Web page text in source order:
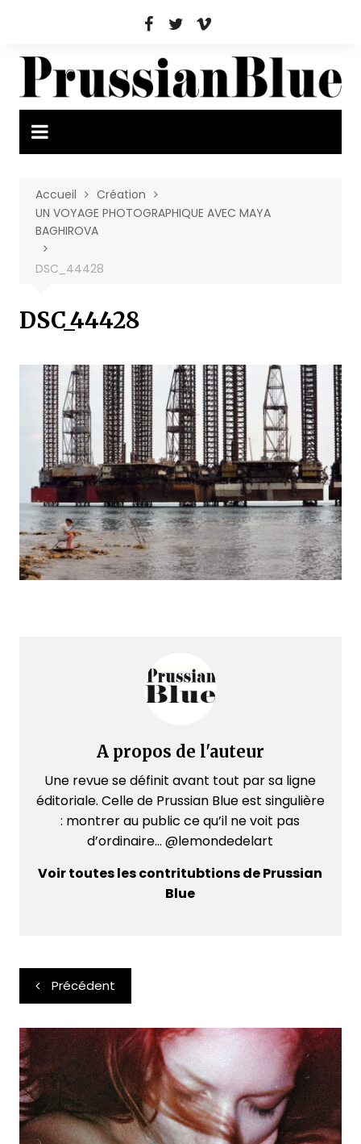
Accueil
Création
UN VOYAGE PHOTOGRAPHIQUE AVEC MAYA
BAGHIROVA
DSC_44428
DSC_44428
A propos de l'auteur
Une revue se définit avant tout par sa ligne
éditoriale. Celle de Prussian Blue est singulière
: montrer au public ce qu’il ne voit pas
d’ordinaire... @lemondedelart
Voir toutes les contritubtions de Prussian
Blue
Navigation
de
l’article
Précédent